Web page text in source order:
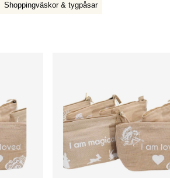
Shoppingväskor & tygpåsar